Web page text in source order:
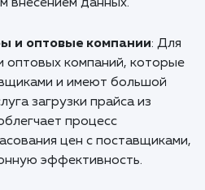
данный продукт?
: Услуга загрузки
из внешней системы
компаний, которые
товаров. Она
обновлять